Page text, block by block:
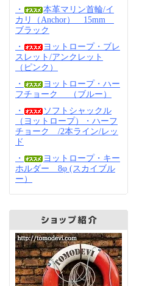
・
本革マリン首輪/イ
カリ（Anchor） 15mm
ブラック
・
ヨットロープ・ブレ
スレット/アンクレット
（ピンク）
・
ヨットロープ・ハー
フチョーク （ブルー）
・
ソフトシャックル
（ヨットロープ）・ハーフ
チョーク /2本ライン/レッ
ド
・
ヨットロープ・キー
ホルダー 8φ (スカイブル
ー）